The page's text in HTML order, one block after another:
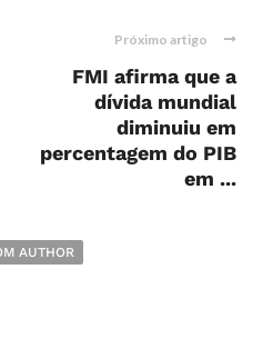
Próximo artigo
FMI afirma que a
dívida mundial
diminuiu em
percentagem do PIB
em ...
AUTHOR